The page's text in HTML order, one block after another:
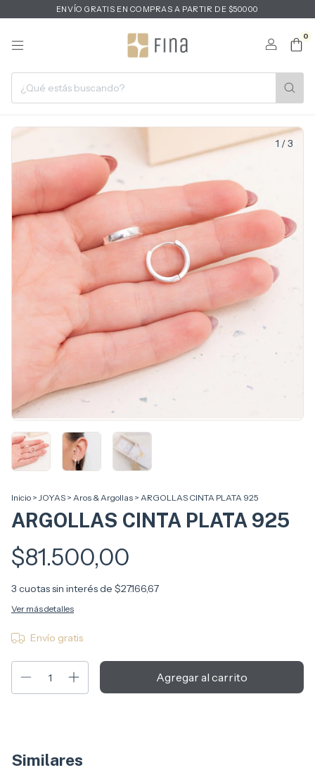
ENVÍO GRATIS EN COMPRAS A PARTIR DE $50000
0
1 /3
Inicio > JOYAS > Aros & Argollas > ARGOLLAS CINTA PLATA 925
ARGOLLAS CINTA PLATA 925
$81.500,00
3 cuotas sin interés de $27.166,67
Ver más detalles
Envío gratis
Similares